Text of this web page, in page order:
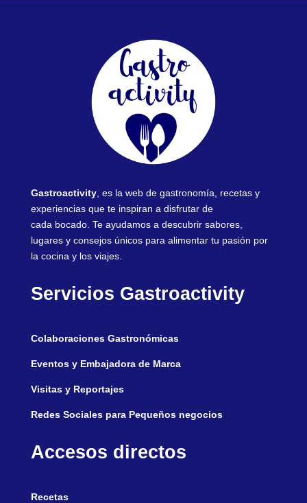
Gastroactivity, es la web de gastronomía, recetas y
experiencias que te inspiran a disfrutar de
cada bocado. Te ayudamos a descubrir sabores,
lugares y consejos únicos para alimentar tu pasión por
la cocina y los viajes.
Servicios Gastroactivity
Colaboraciones Gastronómicas
Eventos y Embajadora de Marca
Visitas y Reportajes
Redes Sociales para Pequeños negocios
Accesos directos
Recetas